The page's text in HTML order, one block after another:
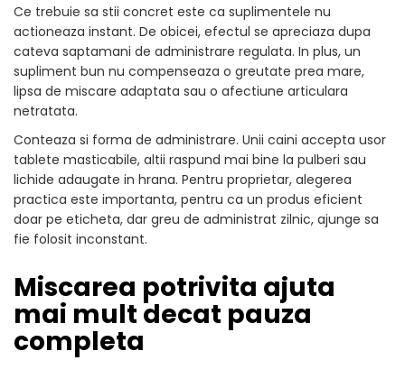
Ce trebuie sa stii concret este ca suplimentele nu
actioneaza instant. De obicei, efectul se apreciaza dupa
cateva saptamani de administrare regulata. In plus, un
supliment bun nu compenseaza o greutate prea mare,
lipsa de miscare adaptata sau o afectiune articulara
netratata.
Conteaza si forma de administrare. Unii caini accepta usor
tablete masticabile, altii raspund mai bine la pulberi sau
lichide adaugate in hrana. Pentru proprietar, alegerea
practica este importanta, pentru ca un produs eficient
doar pe eticheta, dar greu de administrat zilnic, ajunge sa
fie folosit inconstant.
Miscarea potrivita ajuta
mai mult decat pauza
completa